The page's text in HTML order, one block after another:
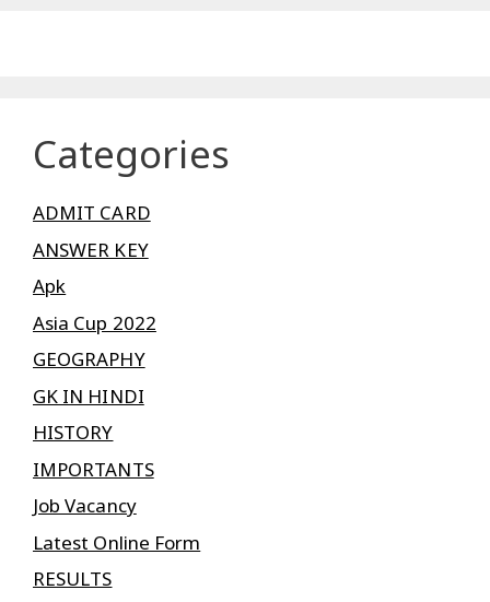
Categories
ADMIT CARD
ANSWER KEY
Apk
Asia Cup 2022
GEOGRAPHY
GK IN HINDI
HISTORY
IMPORTANTS
Job Vacancy
Latest Online Form
RESULTS